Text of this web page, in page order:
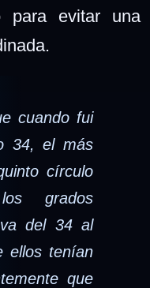
para evitar una
cuando fui
34, el más
círculo
grados
del 34 al
ellos tenían
que